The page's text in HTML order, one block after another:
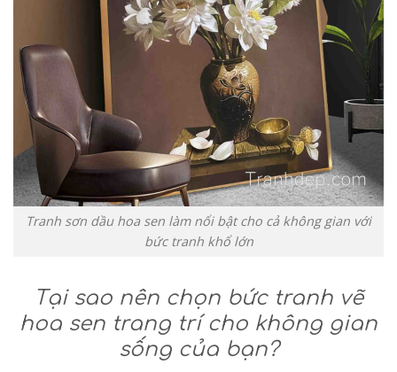
Tranh sơn dầu hoa sen làm nổi bật cho cả không gian với
bức tranh khổ lớn
Tại sao nên chọn bức tranh vẽ
hoa sen trang trí cho không gian
sống của bạn?